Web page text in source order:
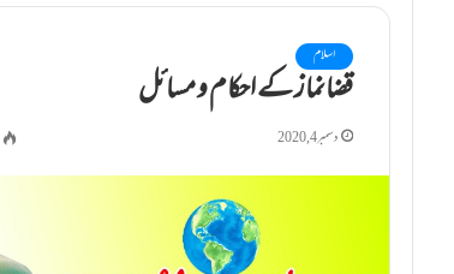
اسلام
قضانماز کے احکام و مسائل
دسمبر 4, 2020